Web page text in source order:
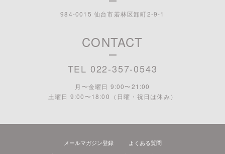
984-0015 仙台市若林区卸町2-9-1
CONTACT
TEL 022-357-0543
月〜金曜日 9:00〜21:00
土曜日 9:00〜18:00 （日曜・祝日は休み）
メールマガジン登録
よくある質問